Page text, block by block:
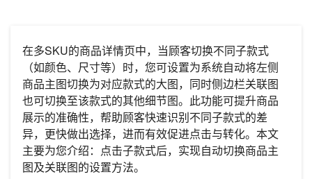
在多SKU的商品详情页中，当顾客切换不同子款式
（如颜色、尺寸等）时，您可设置为系统自动将左侧
商品主图切换为对应款式的大图，同时侧边栏关联图
也可切换至该款式的其他细节图。此功能可提升商品
展示的准确性，帮助顾客快速识别不同子款式的差
异，更快做出选择，进而有效促进点击与转化。本文
主要为您介绍：点击子款式后，实现自动切换商品主
图及关联图的设置方法。